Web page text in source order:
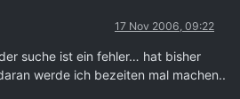
17 Nov 2006, 09:22
suche ist ein fehler… hat bisher
werde ich bezeiten mal machen..